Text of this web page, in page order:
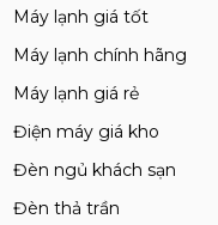
Máy lạnh giá tốt
Máy lạnh chính hãng
Máy lạnh giá rẻ
Điện máy giá kho
Đèn ngủ khách sạn
Đèn thả trần